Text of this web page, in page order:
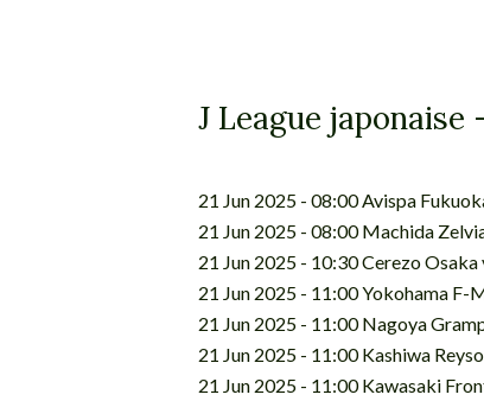
J League
21 Jun 2025 - 08:00 Avispa
21 Jun 2025 - 08:00 Machida
21 Jun 2025 - 10:30 Cerezo
21 Jun 2025 - 11:00 Yokohama F-
21 Jun 2025 - 11:00 Nagoya
21 Jun 2025 - 11:00 Kashiwa
21 Jun 2025 - 11:00 Kawasaki